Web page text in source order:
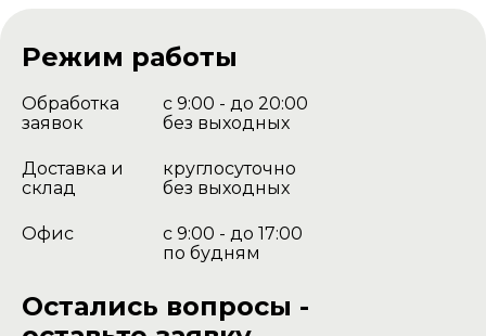
Остались вопросы -
Обработка
заявок
с 9:00 - до 20:00
без выходных
Доставка и
склад
круглосуточно
без выходных
Офис
с 9:00 - до 17:00
по будням
Режим работы